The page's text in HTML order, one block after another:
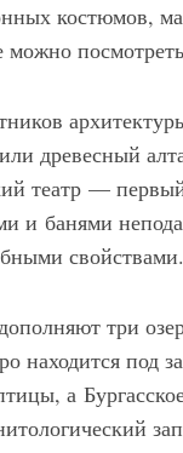
костюмов,
древесный
театр —
и банями
свойствами.
три
находится под
а